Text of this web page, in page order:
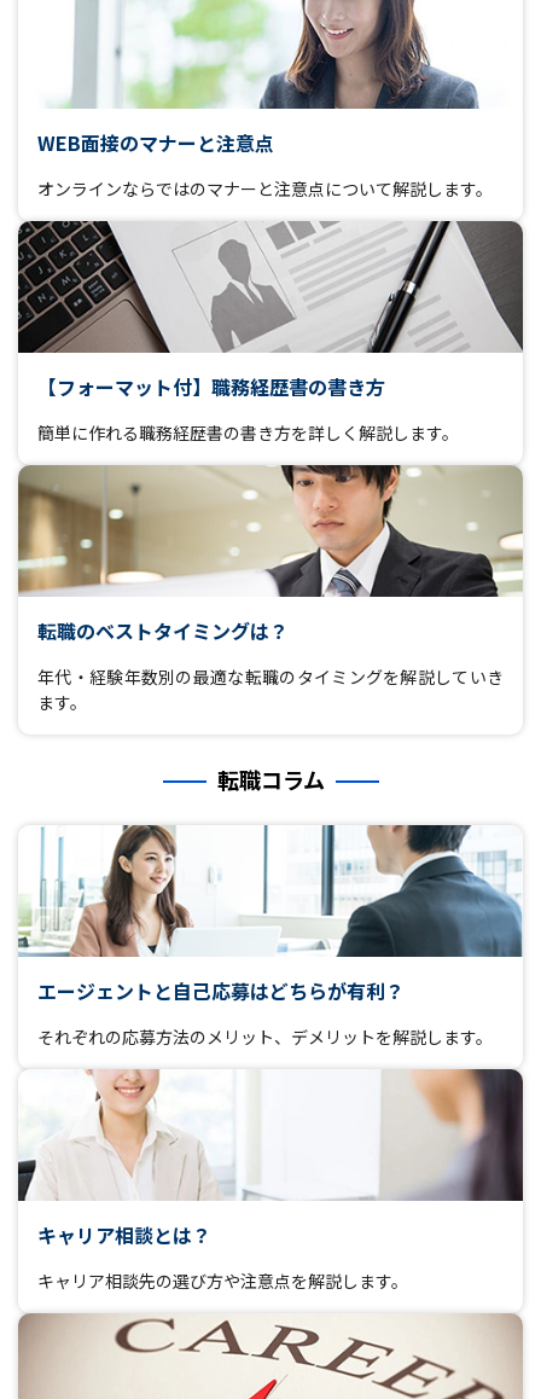
WEB面接のマナーと注意点
オンラインならではのマナーと注意点について解説します。
【フォーマット付】職務経歴書の書き方
簡単に作れる職務経歴書の書き方を詳しく解説します。
転職のベストタイミングは？
年代・経験年数別の最適な転職のタイミングを解説していき
ます。
転職コラム
エージェントと自己応募はどちらが有利？
それぞれの応募方法のメリット、デメリットを解説します。
キャリア相談とは？
キャリア相談先の選び方や注意点を解説します。